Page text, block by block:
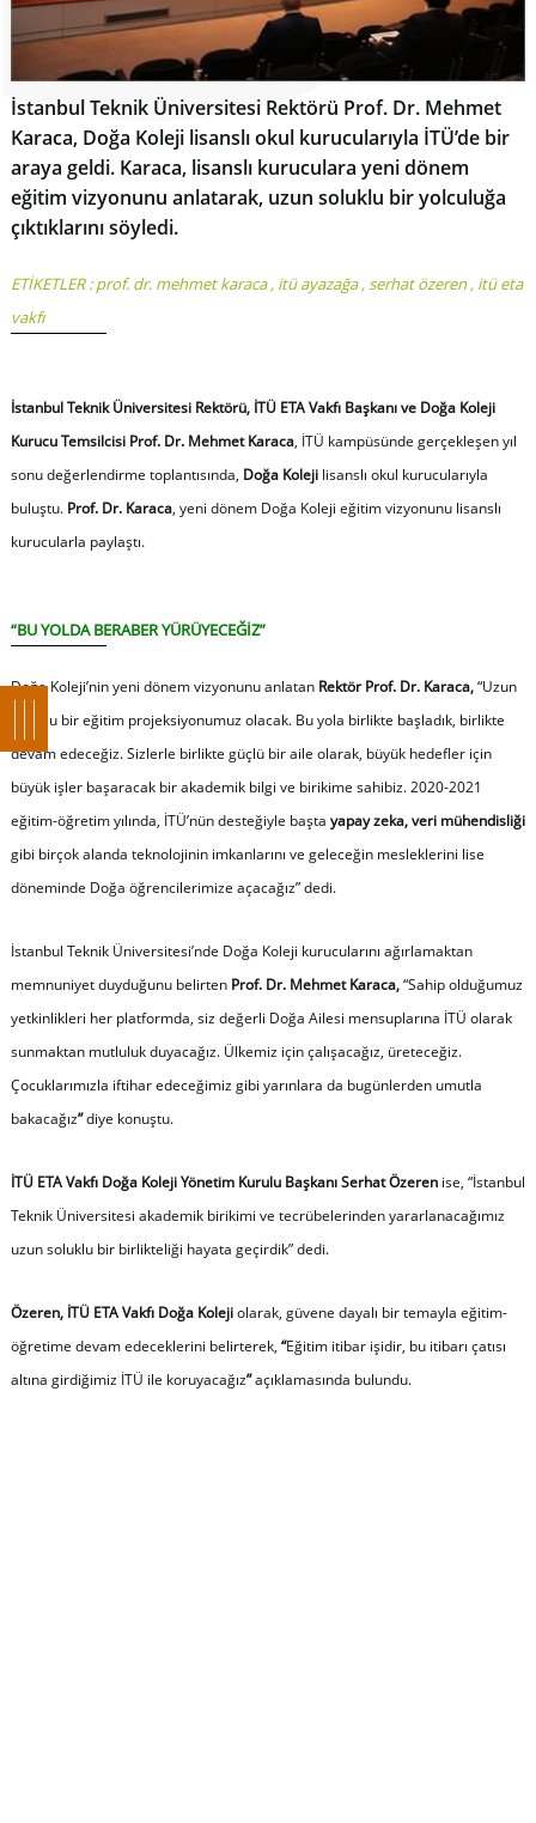
İstanbul Teknik Üniversitesi Rektörü Prof. Dr. Mehmet
Karaca, Doğa Koleji lisanslı okul kurucularıyla İTÜ’de bir
araya geldi. Karaca, lisanslı kuruculara yeni dönem
eğitim vizyonunu anlatarak, uzun soluklu bir yolculuğa
çıktıklarını söyledi.
ETİKETLER :prof. dr. mehmet karaca, itü ayazağa, serhat özeren, itü eta
vakfı
İstanbul Teknik Üniversitesi Rektörü, İTÜ ETA Vakfı Başkanı ve Doğa Koleji
Kurucu Temsilcisi Prof. Dr. Mehmet Karaca, İTÜ kampüsünde gerçekleşen yıl
sonu değerlendirme toplantısında, Doğa Kolejilisanslı okul kurucularıyla
buluştu. Prof. Dr. Karaca, yeni dönem Doğa Koleji eğitim vizyonunu lisanslı
kurucularla paylaştı.
“BU YOLDA BERABER YÜRÜYECEĞİZ”
Doğa Koleji’nin yeni dönem vizyonunu anlatan Rektör Prof. Dr. Karaca,“Uzun
soluklu bir eğitim projeksiyonumuz olacak. Bu yola birlikte başladık, birlikte
devam edeceğiz. Sizlerle birlikte güçlü bir aile olarak, büyük hedefler için
büyük işler başaracak bir akademik bilgi ve birikime sahibiz. 2020-2021
eğitim-öğretim yılında, İTÜ’nün desteğiyle başta yapay zeka, veri mühendisliği
gibi birçok alanda teknolojinin imkanlarını ve geleceğin mesleklerini lise
döneminde Doğa öğrencilerimize açacağız” dedi.
İstanbul Teknik Üniversitesi’nde Doğa Koleji kurucularını ağırlamaktan
memnuniyet duyduğunu belirten Prof. Dr. Mehmet Karaca,“Sahip olduğumuz
yetkinlikleri her platformda, siz değerli Doğa Ailesi mensuplarına İTÜ olarak
sunmaktan mutluluk duyacağız. Ülkemiz için çalışacağız, üreteceğiz.
Çocuklarımızla iftihar edeceğimiz gibi yarınlara da bugünlerden umutla
bakacağız”diye konuştu.
İTÜ ETA Vakfı Doğa Koleji Yönetim Kurulu Başkanı Serhat Özerenise, “İstanbul
Teknik Üniversitesi akademik birikimi ve tecrübelerinden yararlanacağımız
uzun soluklu bir birlikteliği hayata geçirdik” dedi.
Özeren, İTÜ ETA Vakfı Doğa Kolejiolarak, güvene dayalı bir temayla eğitim-
öğretime devam edeceklerini belirterek, “Eğitim itibar işidir, bu itibarı çatısı
altına girdiğimiz İTÜ ile koruyacağız”açıklamasında bulundu.